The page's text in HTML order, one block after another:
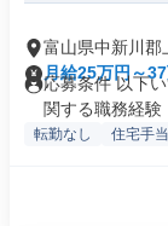
富山県中新川郡
月給25万円～
応募条件 以下
関する職務経験
転勤なし 住宅手